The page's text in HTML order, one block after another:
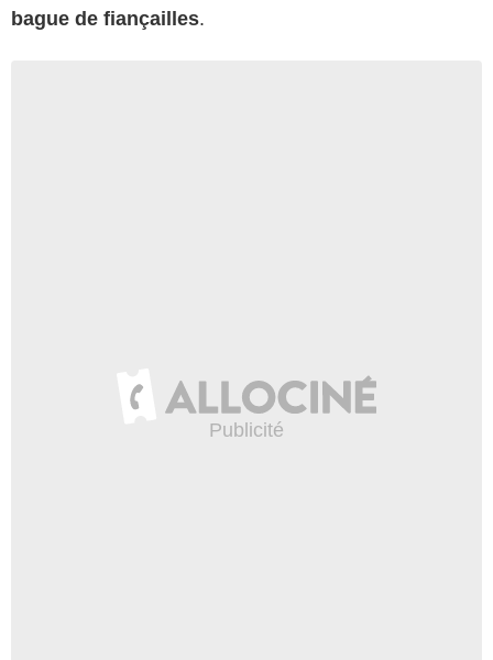
bague de fiançailles.